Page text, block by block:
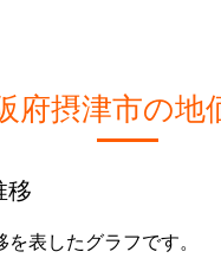
府摂津市の地
移
表したグラフです。